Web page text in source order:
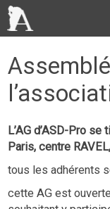
L’AG d’ASD-Pro
Paris, centre
tous les adhérents
cette AG est